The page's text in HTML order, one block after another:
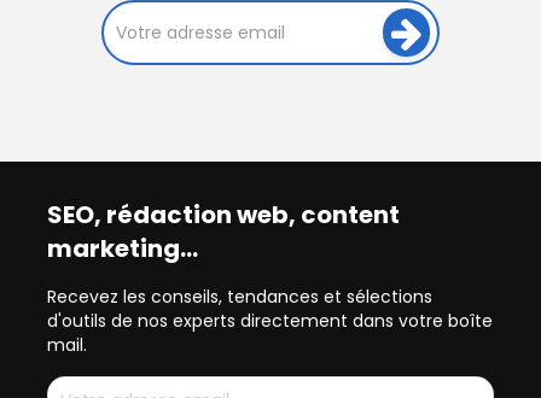
SEO, rédaction web, content
marketing…
Recevez les conseils, tendances et sélections
d'outils de nos experts directement dans votre boîte
mail.